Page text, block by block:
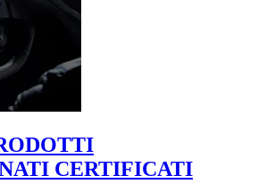
CERTIFICATI